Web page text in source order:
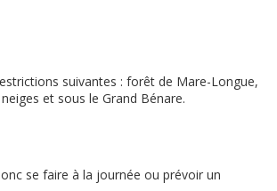
suivantes : forêt de Mare-Longue,
et sous le Grand Bénare.
se faire à la journée ou prévoir un